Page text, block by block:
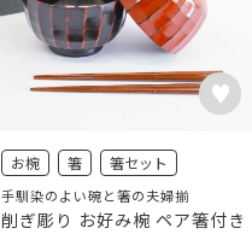
お椀 箸 箸セット
手馴染のよい碗と箸の夫婦揃
削ぎ彫り お好み椀 ペア箸付き